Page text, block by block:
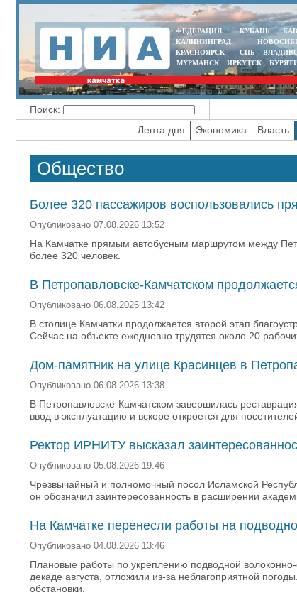
ФЕДЕРАЦИЯ КУБАНЬ
КАЛИНИНГРАД
КРАСНОЯРСК
СПБ
МУРМАНСК
ИРКУТСК
Поиск:
Лента дня
Экономика Власть
Общество
Более 320 пассажиров воспользовались
Опубликовано 07.08.2026 13:52
На Камчатке прямым автобусным маршрутом между
более 320 человек.
В Петропавловске-Камчатском
Опубликовано 06.08.2026 13:42
В столице Камчатки продолжается второй этап
Сейчас на объекте ежедневно трудятся около 20
Дом-памятник на улице Красинцев в
Опубликовано 06.08.2026 13:38
В Петропавловске-Камчатском завершилась
ввод в эксплуатацию и вскоре откроется для
Ректор ИРНИТУ высказал
Опубликовано 05.08.2026 19:46
Чрезвычайный и полномочный посол Исламской
он обозначил заинтересованность в расширении
На Камчатке перенесли работы на
Опубликовано 04.08.2026 13:46
Плановые работы по укреплению подводной
декаде августа, отложили из-за неблагоприятной
обстановки.